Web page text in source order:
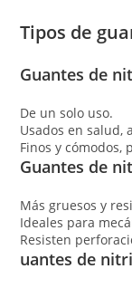
Tipos de
Guantes de
De un solo uso.
Usados en salud,
Finos y
Guantes de
Más gruesos y
Ideales para
Resisten
uantes de